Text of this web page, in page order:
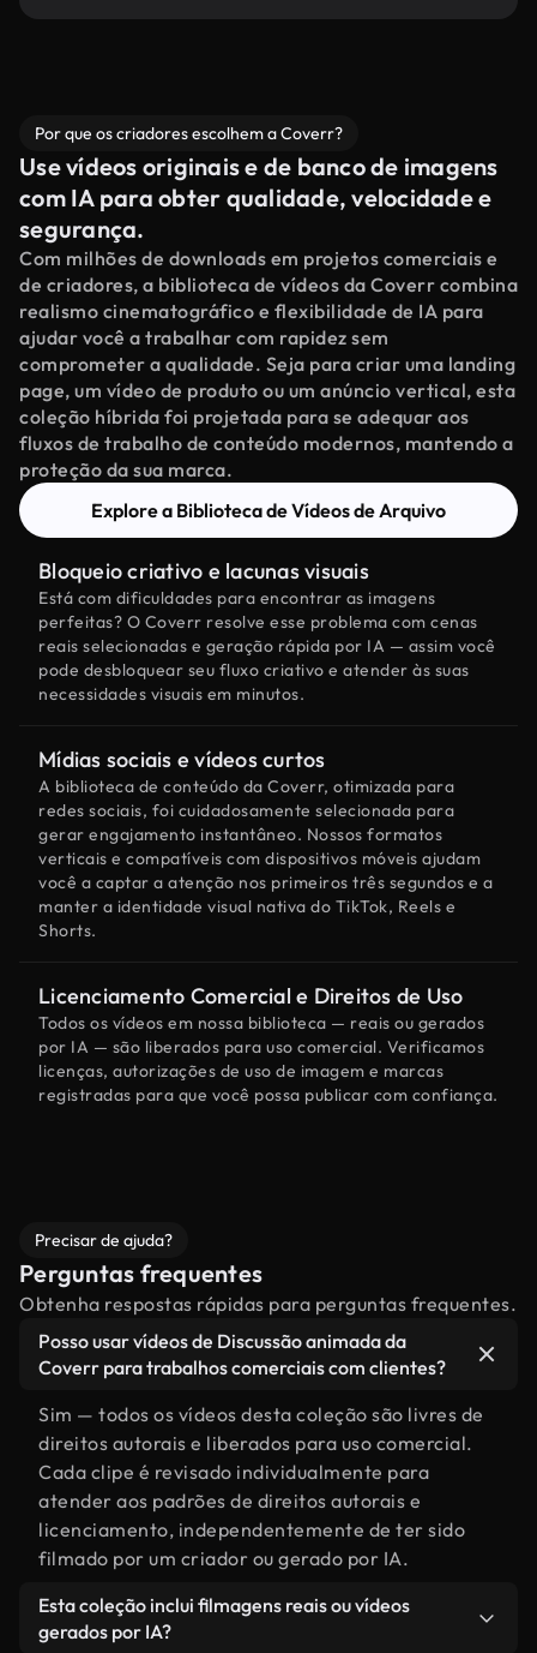
Por que os criadores escolhem a Coverr?
Use vídeos originais e de banco de imagens
com IA para obter qualidade, velocidade e
segurança.
Com milhões de downloads em projetos comerciais e
de criadores, a biblioteca de vídeos da Coverr combina
realismo cinematográfico e flexibilidade de IA para
ajudar você a trabalhar com rapidez sem
comprometer a qualidade. Seja para criar uma landing
page, um vídeo de produto ou um anúncio vertical, esta
coleção híbrida foi projetada para se adequar aos
fluxos de trabalho de conteúdo modernos, mantendo a
proteção da sua marca.
Explore a Biblioteca de Vídeos de Arquivo
Bloqueio criativo e lacunas visuais
Está com dificuldades para encontrar as imagens
perfeitas? O Coverr resolve esse problema com cenas
reais selecionadas e geração rápida por IA — assim você
pode desbloquear seu fluxo criativo e atender às suas
necessidades visuais em minutos.
Mídias sociais e vídeos curtos
A biblioteca de conteúdo da Coverr, otimizada para
redes sociais, foi cuidadosamente selecionada para
gerar engajamento instantâneo. Nossos formatos
verticais e compatíveis com dispositivos móveis ajudam
você a captar a atenção nos primeiros três segundos e a
manter a identidade visual nativa do TikTok, Reels e
Shorts.
Licenciamento Comercial e Direitos de Uso
Todos os vídeos em nossa biblioteca — reais ou gerados
por IA — são liberados para uso comercial. Verificamos
licenças, autorizações de uso de imagem e marcas
registradas para que você possa publicar com confiança.
Precisar de ajuda?
Perguntas frequentes
Obtenha respostas rápidas para perguntas frequentes.
Posso usar vídeos de Discussão animada da
Coverr para trabalhos comerciais com clientes?
Sim — todos os vídeos desta coleção são livres de
direitos autorais e liberados para uso comercial.
Cada clipe é revisado individualmente para
atender aos padrões de direitos autorais e
licenciamento, independentemente de ter sido
filmado por um criador ou gerado por IA.
Esta coleção inclui filmagens reais ou vídeos
gerados por IA?